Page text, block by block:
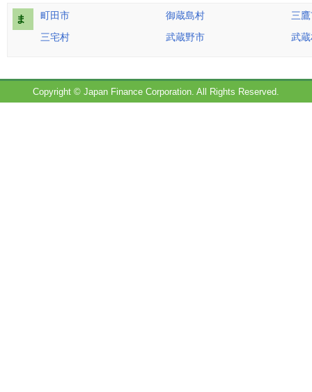
ま 町田市 御蔵島村
三
三宅村
武蔵野市 武
Copyright © Japan Finance Corporation. All Rights Reserved.